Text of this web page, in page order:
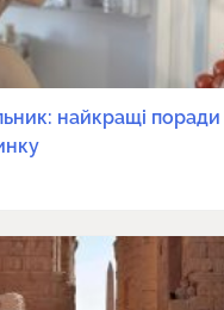
найкращі поради